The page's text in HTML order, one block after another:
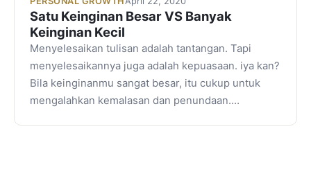
Satu Keinginan Besar VS Banyak
Keinginan Kecil
Menyelesaikan tulisan adalah tantangan. Tapi
menyelesaikannya juga adalah kepuasaan. iya kan?
Bila keinginanmu sangat besar, itu cukup untuk
mengalahkan kemalasan dan penundaan.…